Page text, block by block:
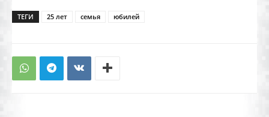
ТЕГИ 25 лет семья юбилей